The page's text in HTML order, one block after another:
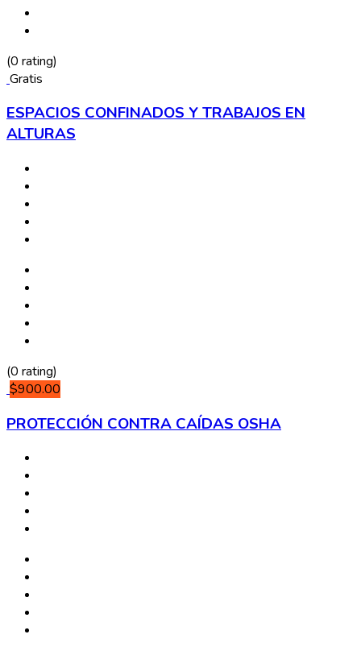
(0 rating)
Gratis
ESPACIOS CONFINADOS Y TRABAJOS EN
ALTURAS
(0 rating)
$900.00
PROTECCIÓN CONTRA CAÍDAS OSHA